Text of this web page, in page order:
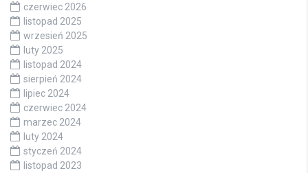
czerwiec 2026
listopad 2025
wrzesień 2025
luty 2025
listopad 2024
sierpień 2024
lipiec 2024
czerwiec 2024
marzec 2024
luty 2024
styczeń 2024
listopad 2023